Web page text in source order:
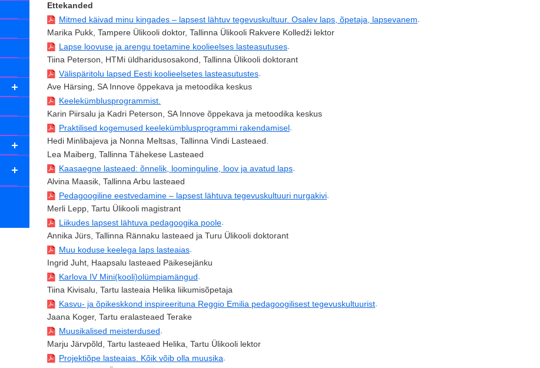
Ettekanded
Mitmed käivad minu kingades – lapsest lähtuv tegevuskultuur. Osalev laps, õpetaja, lapsevanem
Marika Pukk, Tampere Ülikooli doktor, Tallinna Ülikooli Rakvere Kolledži lektor
Lapse loovuse ja arengu toetamine koolieelses lasteasutuses
Tiina Peterson, HTMi üldharidusosakond, Tallinna Ülikooli doktorant
Välispäritolu lapsed Eesti koolieelsetes lasteasutustes
Ave Härsing, SA Innove õppekava ja metoodika keskus
Keelekümblusprogrammist.
Karin Piirsalu ja Kadri Peterson, SA Innove õppekava ja metoodika keskus
Praktilised kogemused keelekümblusprogrammi rakendamisel
Hedi Minlibajeva ja Nonna Meltsas, Tallinna Vindi Lasteaed.
Lea Maiberg, Tallinna Tähekese Lasteaed
Kaasaegne lasteaed: õnnelik, loominguline, loov ja avatud laps
Alvina Maasik, Tallinna Arbu lasteaed
Pedagoogiline eestvedamine – lapsest lähtuva tegevuskultuuri nurgakivi
Merli Lepp, Tartu Ülikooli magistrant
Liikudes lapsest lähtuva pedagoogika poole
Annika Jürs, Tallinna Rännaku lasteaed ja Turu Ülikooli doktorant
Muu koduse keelega laps lasteaias
Ingrid Juht, Haapsalu lasteaed Päikesejänku
Karlova IV Mini(kooli)olümpiamängud
Tiina Kivisalu, Tartu lasteaia Helika liikumisõpetaja
Kasvu- ja õpikeskkond inspireerituna Reggio Emilia pedagoogilisest tegevuskultuurist
Jaana Koger, Tartu eralasteaed Terake
Muusikalised meisterdused
Marju Järvpõld, Tartu lasteaed Helika, Tartu Ülikooli lektor
Projektiõpe lasteaias. Kõik võib olla muusika